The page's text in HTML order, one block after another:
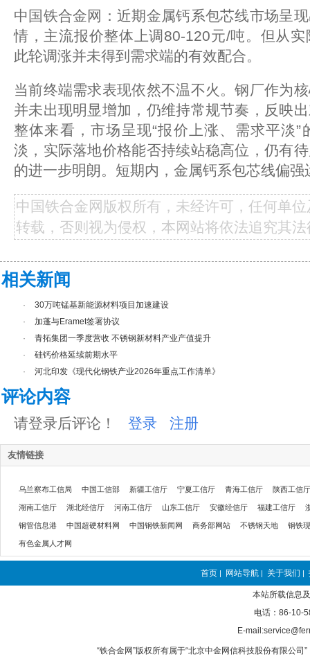
中国铁合金网：近期金属钙系包芯线市场呈
情，主流报价整体上调80-120元/吨。但从
此轮调涨并未得到需求端的有效配合。
当前终端需求表现依然不温不火。钢厂作为
并未出现明显增加，仍维持常规节奏，反映
整体来看，市场呈现“报价上涨、需求平淡
淡，实际落地价格能否持续站稳高位，仍有
的进一步明朗。短期内，金属钙系包芯线偏强
中国铁合金网版权所有，未经许可，任何单
转载，否则视为侵权，本网站将依法追究其
相关新闻
·
30万吨锰基新能源材料项目加速建设
·
加蓬与Eramet签署协议
·
青拓集团一季度营收 不锈钢新材料产业产值提升
·
硅钙价格延续前期水平
·
河北印发《现代化钢铁产业2026年重点工作清单》
评论内容
请登录后评论！ 登录 注册
友情链接
乌兰察布工信局 中国工信部 新疆工信厅 宁夏工信厅 青海工信厅 陕西工信厅
湖南工信厅 湖北经信厅 河南工信厅 山东工信厅 安徽经信厅 福建工信厅
钢管信息港 中国超硬材料网 中国钢铁新闻网 商务部网站 不锈钢天地 钢铁
有色金属人才网
首页 | 网站导航 | 关于我们 |
本站所载信息
电话：86-10-
E-
“铁合金网”版权所有属于“北京中金网信科技股份有限公司